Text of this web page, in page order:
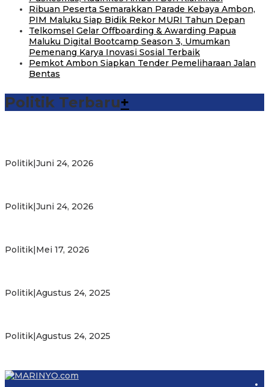
Ribuan Peserta Semarakkan Parade Kebaya Ambon,
PIM Maluku Siap Bidik Rekor MURI Tahun Depan
Telkomsel Gelar Offboarding & Awarding Papua
Maluku Digital Bootcamp Season 3, Umumkan
Pemenang Karya Inovasi Sosial Terbaik
Pemkot Ambon Siapkan Tender Pemeliharaan Jalan
Bentas
Politik Terbaru+
Politik|Juni 24, 2026
Politik|Juni 24, 2026
Politik|Mei 17, 2026
Politik|Agustus 24, 2025
Politik|Agustus 24, 2025